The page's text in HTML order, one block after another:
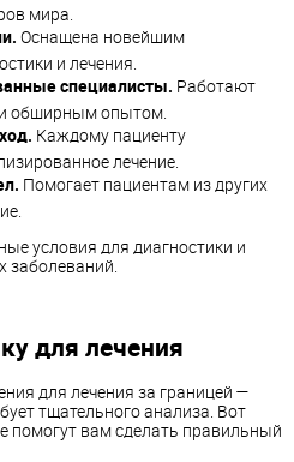
мира.
Оснащена новейшим
и лечения.
специалисты. Работают
обширным опытом.
Каждому пациенту
лечение.
Помогает пациентам из других
условия для диагностики и
для лечения
для лечения за границей —
тщательного анализа. Вот
помогут вам сделать правильный